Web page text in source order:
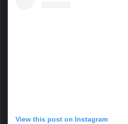
View this post on Instagram